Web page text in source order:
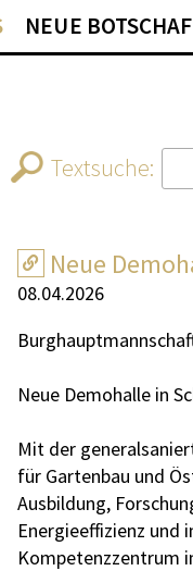
NEUE
Textsuche:
Neue
08.04.2026
Neue Demohalle in
Mit der
für Gartenbau und
Ausbildung,
Energieeffizienz
Kompetenzzentrum